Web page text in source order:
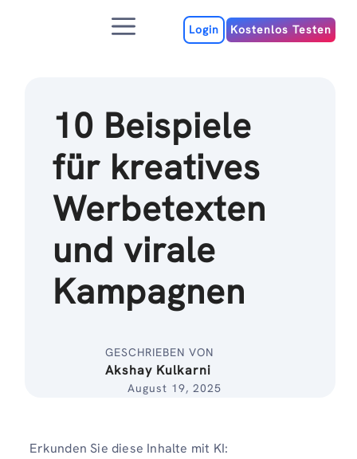
MenuLogin Kostenlos Testen
10 Beispiele
für kreatives
Werbetexten
und virale
Kampagnen
GESCHRIEBEN VON
Akshay Kulkarni
August 19, 2025
Erkunden Sie diese Inhalte mit KI: